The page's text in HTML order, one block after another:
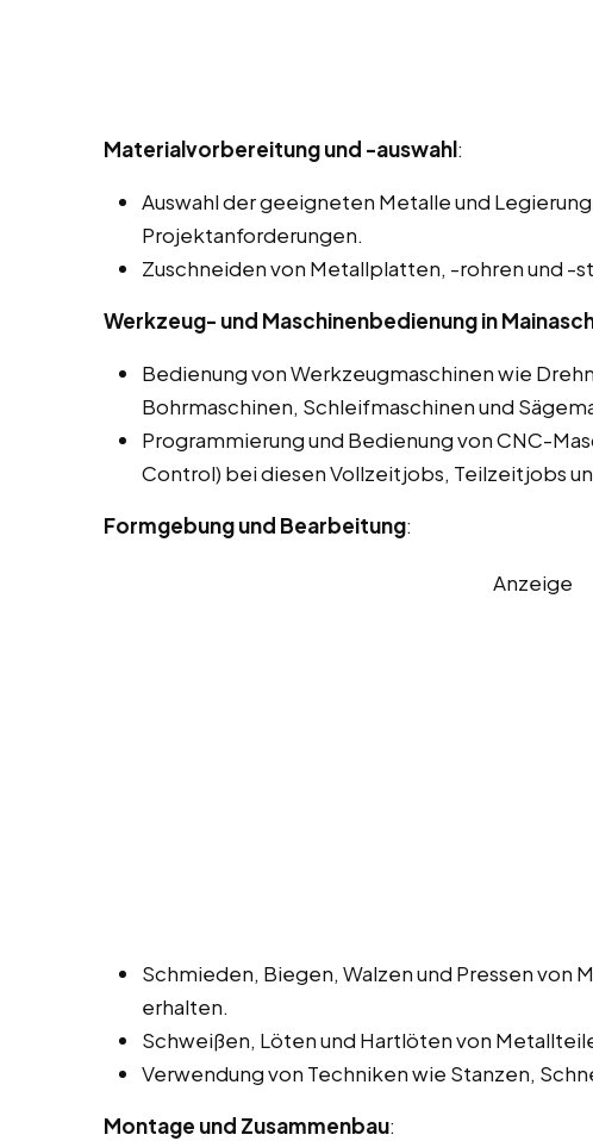
Materialvorbereitung und -auswahl:
Auswahl der geeigneten Metalle und
Projektanforderungen.
Zuschneiden von Metallplatten, -rohren und -
Werkzeug- und Maschinenbedienung in
Bedienung von Werkzeugmaschinen wie
Bohrmaschinen, Schleifmaschinen und
Programmierung und Bedienung von CNC-
Control) bei diesen Vollzeitjobs, Teilzeitjobs
Formgebung und Bearbeitung:
Anzeige
Schmieden, Biegen, Walzen und Pressen von
erhalten.
Schweißen, Löten und Hartlöten von
Verwendung von Techniken wie Stanzen,
Montage und Zusammenbau: